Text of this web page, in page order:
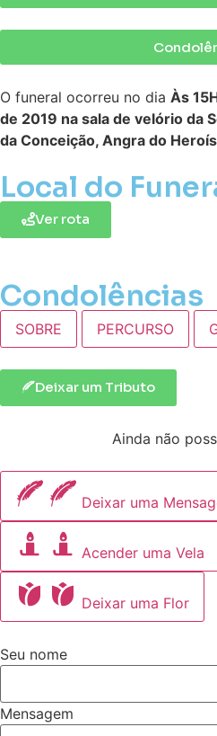
O funeral ocorreu no dia Às
de 2019 na sala de velório da
da Conceição, Angra do
Local do
Ver rota
Condolências
SOBRE PERCURSO
Deixar um Tributo
Ainda não
Deixar uma
Acender uma Vela
Deixar uma Flor
Seu nome
Mensagem